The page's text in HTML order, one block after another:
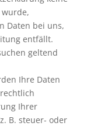
Daten bei uns,
entfällt.
geltend
Ihre Daten
Ihrer
B. steuer- oder